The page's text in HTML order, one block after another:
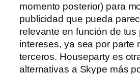
momento posterior) para
publicidad que pueda
relevante en función de tus
intereses, ya sea por parte
terceros. Houseparty es
alternativas a Skype más